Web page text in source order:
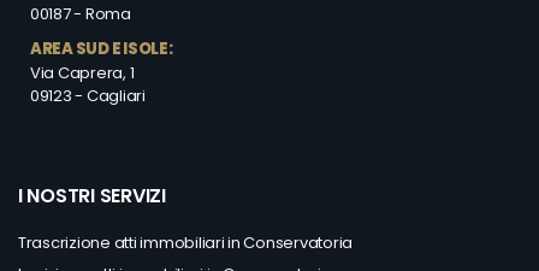
00187 - Roma
AREA SUD E ISOLE:
Via Caprera, 1
09123 - Cagliari
I NOSTRI SERVIZI
Trascrizione atti immobiliari in Conservatoria